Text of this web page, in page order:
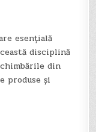
esențială
disciplină
din
produse și